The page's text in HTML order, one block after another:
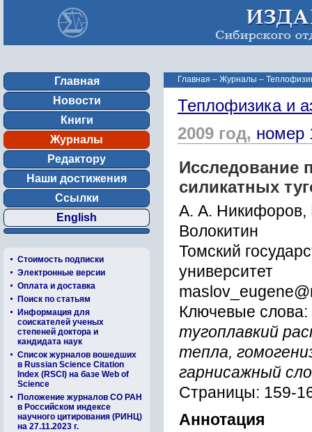
Главная
Новости
Книги
Журналы
Редактору
Наши достижения
Ссылки
English
Стоимость подписки
Электронные версии
Оплата и доставка
Поиск по статьям
Информация для
соискателей ученых
степеней доктора и
кандидата наук
Список журналов вошедших
в Russian Science Citation
Index (RSCI) на базе Web of
Science
Положение журналов СО РАН
в Российском индексе
научного цитирования (РИНЦ)
на 27.11.2023 г.
Главная – Журналы –
Теплофизика и
2009 год, номер
Исследование
силикатных
А. А. Никифоров,
Волокитин
Томский
университет
Ключевые слова:
тугоплавкий
тепла,
гарнисажный
Страницы: 159-
Аннотация